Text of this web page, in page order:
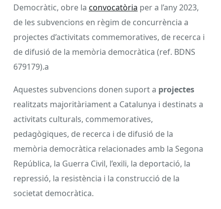
Democràtic, obre la convocatòria per a l’any 2023,
de les subvencions en règim de concurrència a
projectes d’activitats commemoratives, de recerca i
de difusió de la memòria democràtica (ref. BDNS
679179).a
Aquestes subvencions donen suport a projectes
realitzats majoritàriament a Catalunya i destinats a
activitats culturals, commemoratives,
pedagògiques, de recerca i de difusió de la
memòria democràtica relacionades amb la Segona
República, la Guerra Civil, l’exili, la deportació, la
repressió, la resistència i la construcció de la
societat democràtica.